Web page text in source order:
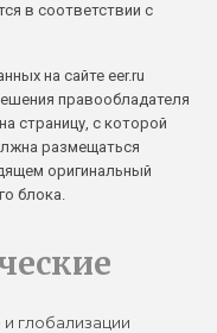
в соответствии с
на сайте eer.ru
правообладателя
страницу, с которой
размещаться
оригинальный
блока.
глобализации